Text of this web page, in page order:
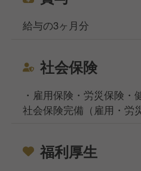
給与の3ヶ月分
社会保険
・雇用保険・労災保険・
社会保険完備（雇用・労
福利厚生